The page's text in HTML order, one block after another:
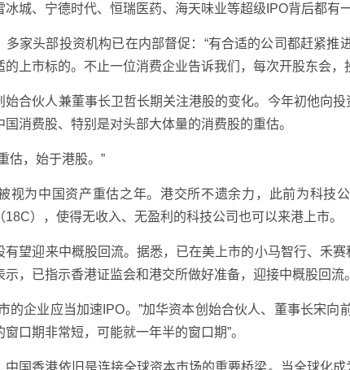
冰城、宁德时代、恒瑞医药、海天味业等超级IPO背后都有
多家头部投资机构已在内部督促：“有合适的公司都赶紧推
的上市标的。不止一位消费企业告诉我们，每次开股东会，
始合伙人兼董事长卫哲长期关注港股的变化。今年初他向
国消费股、特别是对头部大体量的消费股的重估。
估，始于港股。”
视为中国资产重估之年。港交所不遗余力，此前为科技
18C），使得无收入、无盈利的科技公司也可以来港上市。
有望迎来中概股回流。据悉，已在美上市的小马智行、禾
示，已指示香港证监会和港交所做好准备，迎接中概股回流。
的企业应当加速IPO。”加华资本创始合伙人、董事长宋向
窗口期非常短，可能就一年半的窗口期”。
中国香港依旧是连接全球资本市场的重要桥梁。当全球化